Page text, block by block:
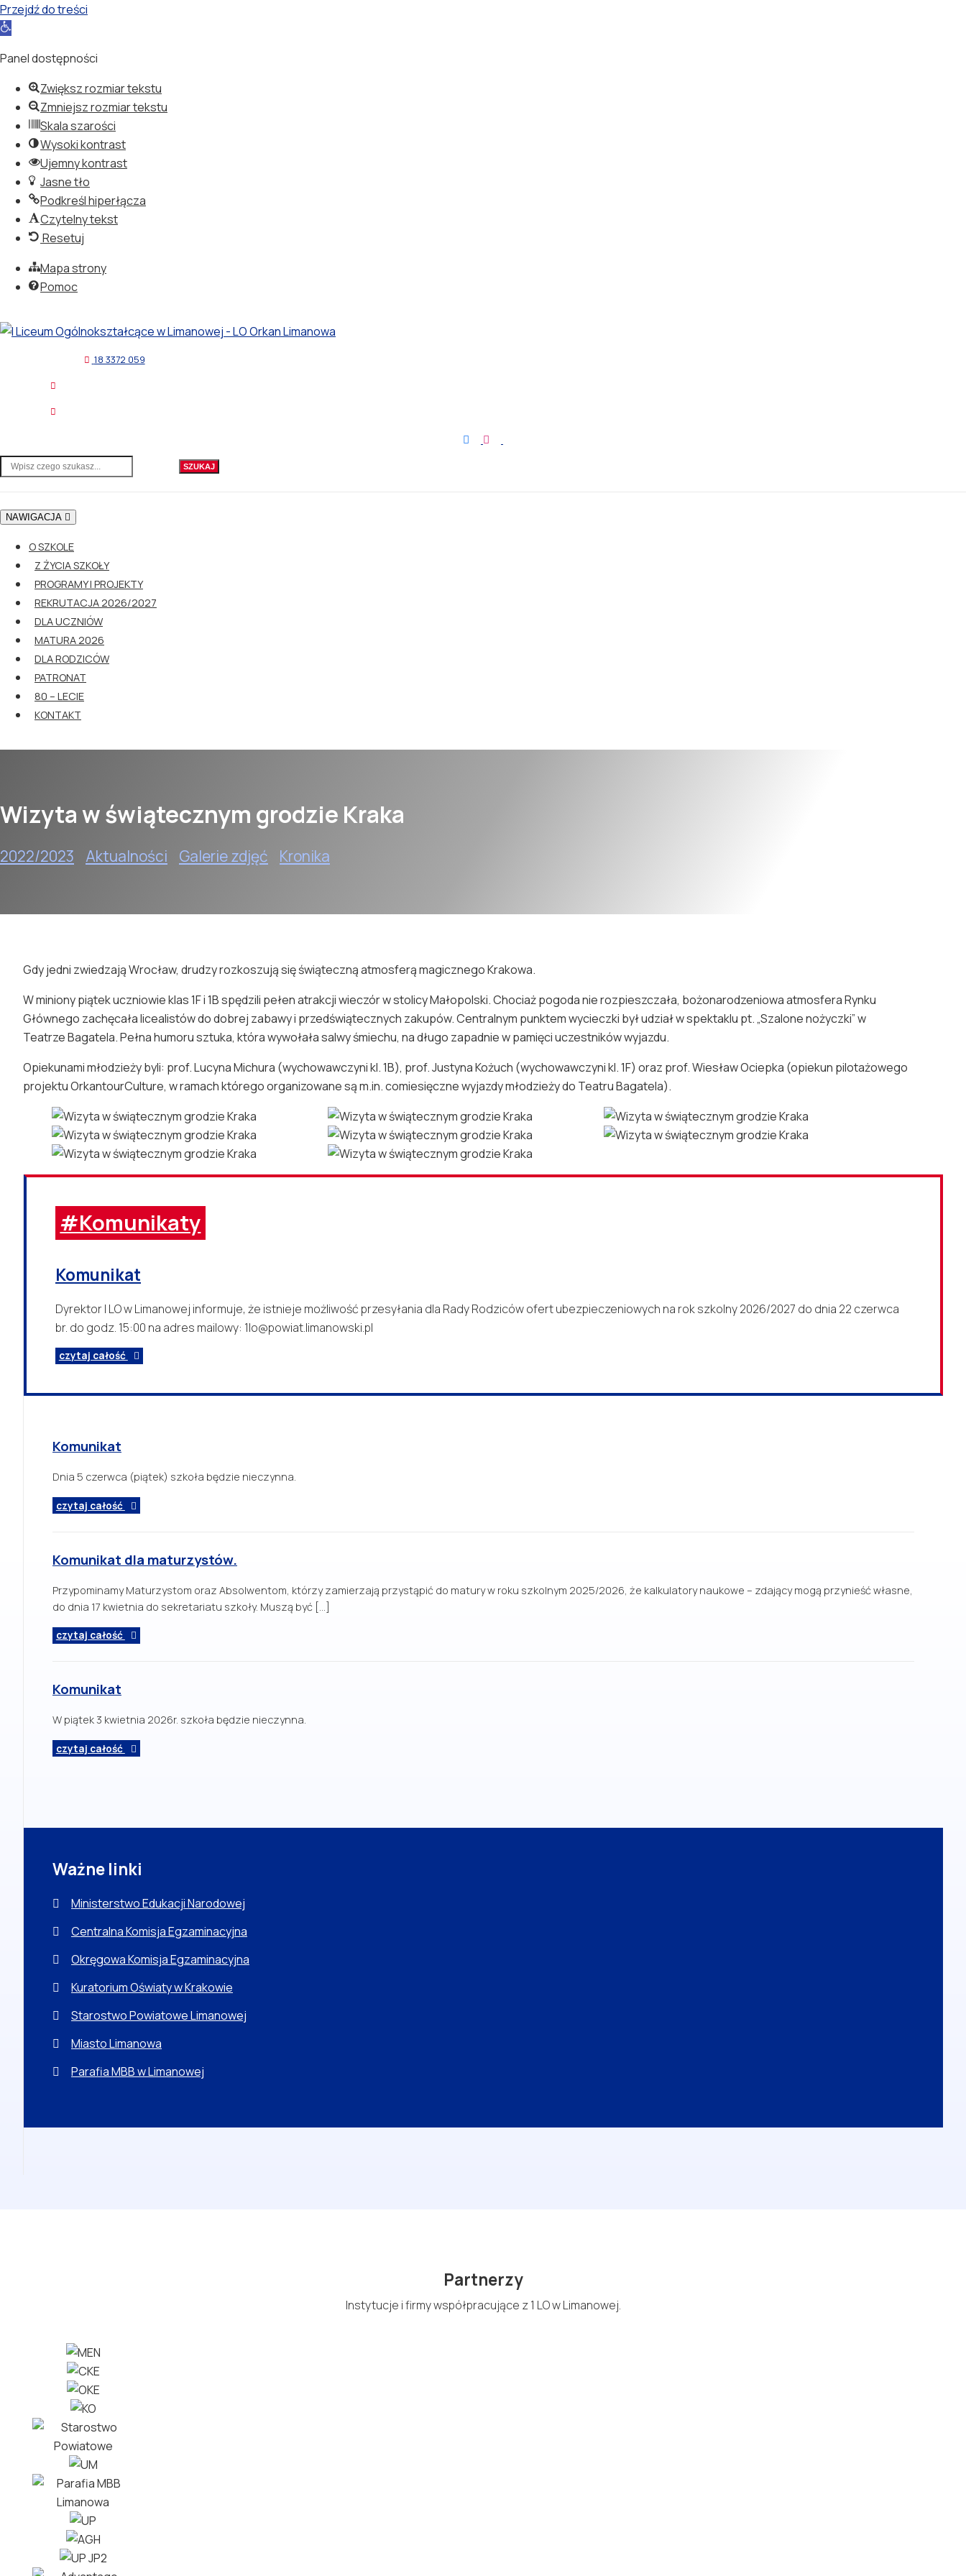
Przejdź do treści
Otwórz
narzędzi
Panel dostępności
Zwiększ rozmiar tekstu
Zmniejsz rozmiar tekstu
Skala szarości
Wysoki kontrast
Ujemny kontrast
Jasne tło
Podkreśl hiperłącza
Czytelny tekst
Resetuj
Mapa strony
Pomoc
18 3372 059
NAWIGACJA
O SZKOLE
Z ŻYCIA SZKOŁY
PROGRAMY I PROJEKTY
REKRUTACJA 2026/2027
DLA UCZNIÓW
MATURA 2026
DLA RODZICÓW
PATRONAT
80 – LECIE
KONTAKT
Wizyta w świątecznym grodzie Kraka
2022/2023 Aktualności Galerie zdjęć Kronika
Gdy jedni zwiedzają Wrocław, drudzy rozkoszują się świąteczną atmosferą magicznego Krakowa.
W miniony piątek uczniowie klas 1F i 1B spędzili pełen atrakcji wieczór w stolicy Małopolski. Chociaż pogoda nie rozpieszczała, bożonarodzeniowa atmosfera Rynku
Głównego zachęcała licealistów do dobrej zabawy i przedświątecznych zakupów. Centralnym punktem wycieczki był udział w spektaklu pt. „Szalone nożyczki” w
Teatrze Bagatela. Pełna humoru sztuka, która wywołała salwy śmiechu, na długo zapadnie w pamięci uczestników wyjazdu.
Opiekunami młodzieży byli: prof. Lucyna Michura (wychowawczyni kl. 1B), prof. Justyna Kożuch (wychowawczyni kl. 1F) oraz prof. Wiesław Ociepka (opiekun pilotażowego
projektu OrkantourCulture, w ramach którego organizowane są m.in. comiesięczne wyjazdy młodzieży do Teatru Bagatela).
#Komunikaty
Komunikat
Dyrektor I LO w Limanowej informuje, że istnieje możliwość przesyłania dla Rady Rodziców ofert ubezpieczeniowych na rok szkolny 2026/2027 do dnia 22 czerwca
br. do godz. 15:00 na adres mailowy: 1lo@powiat.limanowski.pl
czytaj całość
Komunikat
Dnia 5 czerwca (piątek) szkoła będzie nieczynna.
czytaj całość
Komunikat dla maturzystów.
Przypominamy Maturzystom oraz Absolwentom, którzy zamierzają przystąpić do matury w roku szkolnym 2025/2026, że kalkulatory naukowe – zdający mogą przynieść własne,
do dnia 17 kwietnia do sekretariatu szkoły. Muszą być […]
czytaj całość
Komunikat
W piątek 3 kwietnia 2026r. szkoła będzie nieczynna.
czytaj całość
Ważne linki
Ministerstwo Edukacji Narodowej
Centralna Komisja Egzaminacyjna
Okręgowa Komisja Egzaminacyjna
Kuratorium Oświaty w Krakowie
Starostwo Powiatowe Limanowej
Miasto Limanowa
Parafia MBB w Limanowej
Partnerzy
Instytucje i firmy współpracujące z 1 LO w Limanowej.